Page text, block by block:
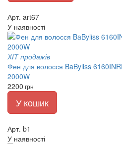
Арт. art67
У наявності
ХІТ продажів
Фен для волосся BaByliss
2000W
2200 грн
У кошик
Арт. b1
У наявності